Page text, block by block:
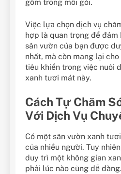
gồm trong mỗi gói.
Việc lựa chọn dịch vụ
hợp là quan trọng để đảm
sân vườn của bạn được
nhất, mà còn mang lại
tiêu khiển trong việc nuôi
xanh tươi mát này.
Cách Tự Chăm
Với Dịch Vụ
Có một sân vườn xanh
của nhiều người. Tuy
duy trì một không gian
phải lúc nào cũng dễ